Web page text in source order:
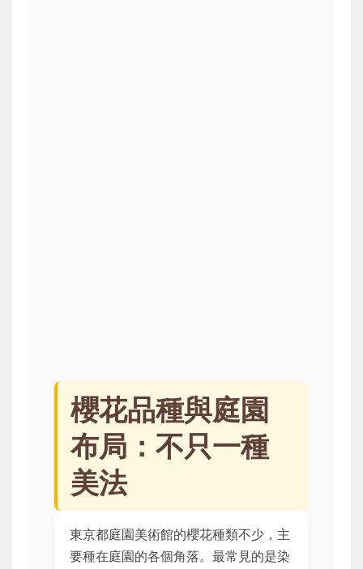
櫻花品種與庭園
布局：不只一種
美法
東京都庭園美術館的櫻花種類不少，主
要種在庭園的各個角落。最常見的是染